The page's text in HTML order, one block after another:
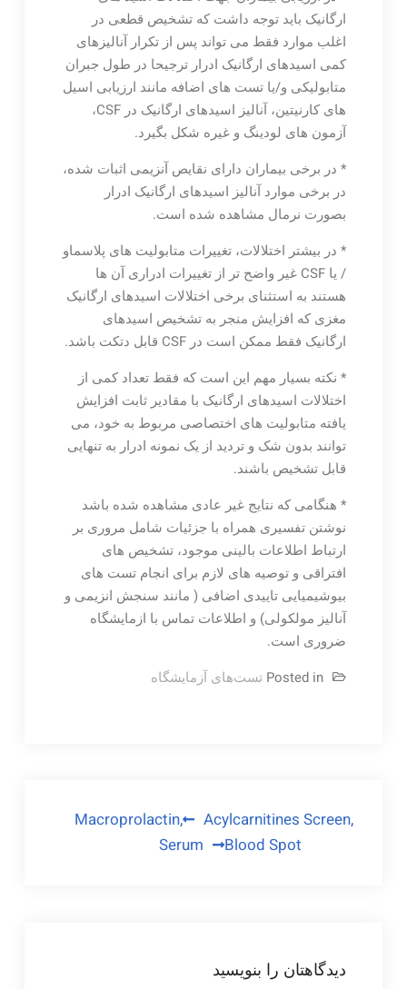
ارگانیک باید توجه داشت که تشخیص قطعی در
اغلب موارد فقط می تواند پس از تکرار آنالیزهای
کمی اسیدهای ارگانیک ادرار ترجیحا در طول جبران
متابولیکی و/یا تست های اضافه مانند ارزیابی اسیل
های کارنیتین، آنالیز اسیدهای ارگانیک در CSF،
آزمون های لودینگ و غیره شکل بگیرد.
* در برخی بیماران دارای نقایص آنزیمی اثبات شده،
در برخی موارد آنالیز اسیدهای ارگانیک ادرار
بصورت نرمال مشاهده شده است.
* در بیشتر اختلالات، تغییرات متابولیت های پلاسماو
/ یا CSF غیر واضح تر از تغییرات ادراری آن ها
هستند به استثنای برخی اختلالات اسیدهای ارگانیک
مغزی که افزایش منجر به تشخیص اسیدهای
ارگانیک فقط ممکن است در CSF قابل دتکت باشد.
* نکته بسیار مهم این است که فقط تعداد کمی از
اختلالات اسیدهای ارگانیک با مقادیر ثابت افزایش
یافته متابولیت های اختصاصی مربوط به خود، می
توانند بدون شک و تردید از یک نمونه ادرار به تنهایی
قابل تشخیص باشند.
* هنگامی که نتایج غیر عادی مشاهده شده باشد
نوشتن تفسیری همراه با جزئیات شامل مروری بر
ارتباط اطلاعات بالینی موجود، تشخیص های
افتراقی و توصیه های لازم برای انجام تست های
بیوشیمیایی تاییدی اضافی ( مانند سنجش انزیمی و
آنالیز مولکولی) و اطلاعات تماس با ازمایشگاه
ضروری است.
Posted in تست‌های آزمایشگاه
راهبری
نوشته
Macroprolactin,
Serum
Acylcarnitines Screen,
Blood Spot
دیدگاهتان را بنویسید